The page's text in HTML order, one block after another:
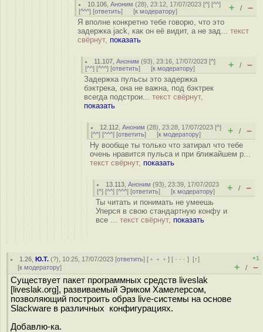
10.106 ,Аноним (28), 23:12, 17/07/2023 [^] [^^]
[^^^] [ответить] [к модератору] + / –
Я вполне конкретно тебе говорю, что это
задержка jack, как он её видит, а не зад... текст
свёрнут, показать
11.107 ,Аноним (93), 23:16, 17/07/2023 [^]
[^^] [^^^] [ответить] [к модератору] + / –
Задержка пульсы это задержка
бэктрека, она не важна, под бэктрек
всегда подстрои... текст свёрнут,
показать
12.112 ,Аноним (28), 23:28, 17/07/2023 [^]
[^^] [^^^] [ответить] [к модератору] + / –
Ну вообще ты только что затирал что тебе
очень нравится пульса и при ближайшем р...
текст свёрнут, показать
13.113 ,Аноним (93), 23:39, 17/07/2023
[^] [^^] [^^^] [ответить] [к модератору] + / –
Ты читать и понимать не умеешь
Уперся в свою стандартную конфу и
все ... текст свёрнут, показать
1.26 ,Ю.Т. (?), 10:25, 17/07/2023 [ответить] [ ﹢﹢﹢] [ · · ·][↑]
[к модератору]
+1
+ / –
Существует пакет программных средств liveslak
[liveslak.org], развиваемый Эриком Хамелерсом,
позволяющий построить образ live-системы на основе
Slackware в различных конфигурациях.
Добавлю-ка.